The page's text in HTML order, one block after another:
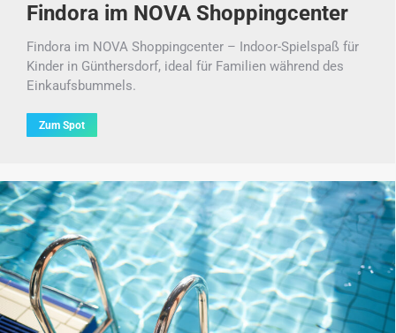
Findora im NOVA Shoppingcenter
Findora im NOVA Shoppingcenter – Indoor-Spielspaß für
Kinder in Günthersdorf, ideal für Familien während des
Einkaufsbummels.
Zum Spot